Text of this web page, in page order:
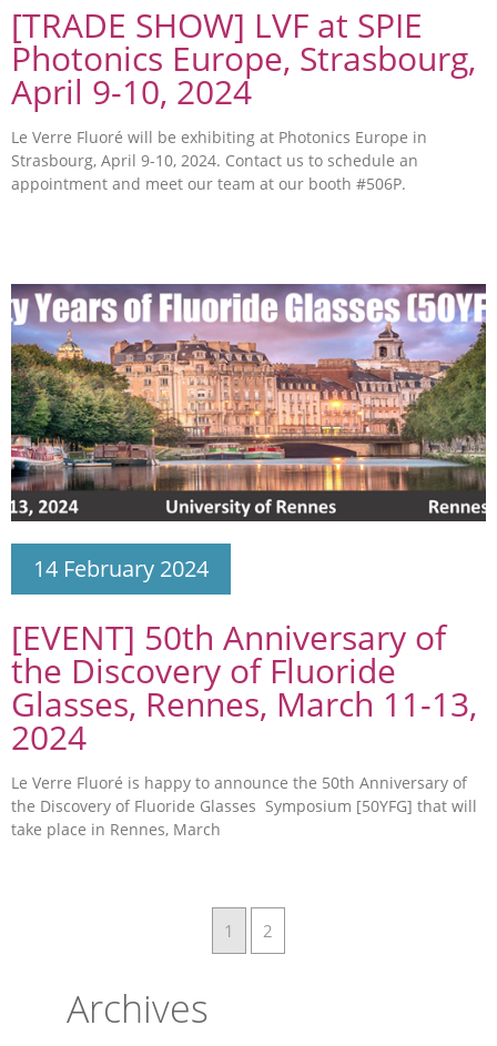
[TRADE SHOW] LVF at SPIE
Photonics Europe, Strasbourg,
April 9-10, 2024
Le Verre Fluoré will be exhibiting at Photonics Europe in
Strasbourg, April 9-10, 2024. Contact us to schedule an
appointment and meet our team at our booth #506P.
[EVENT] 50th Anniversary of
the Discovery of Fluoride
Glasses, Rennes, March 11-13,
2024
14 February 2024
Le Verre Fluoré is happy to announce the 50th Anniversary of
the Discovery of Fluoride Glasses Symposium [50YFG] that will
take place in Rennes, March
1 2
Archives